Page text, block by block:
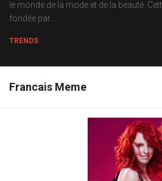
le monde de la mode et de la beauté.
fondée par...
TRENDS
Francais Meme